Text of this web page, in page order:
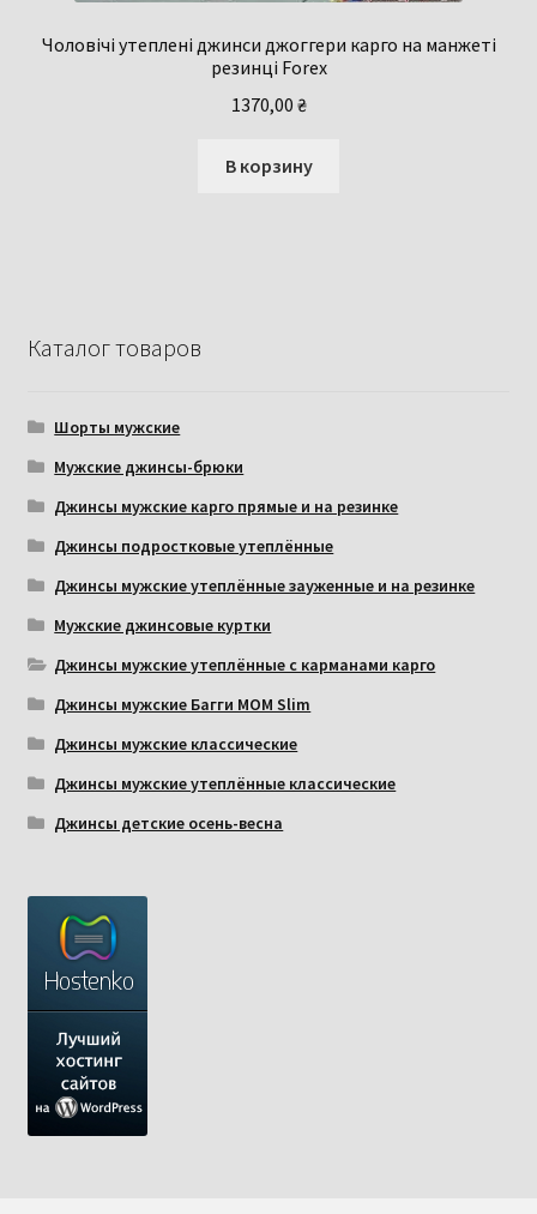
Чоловічі утеплені джинси джоггери карго на манжеті
резинці Forex
1370,00 ₴
В корзину
Каталог товаров
Шорты мужские
Мужские джинсы-брюки
Джинсы мужские карго прямые и на резинке
Джинсы подростковые утеплённые
Джинсы мужские утеплённые зауженные и на резинке
Мужские джинсовые куртки
Джинсы мужские утеплённые с карманами карго
Джинсы мужские Багги МОМ Slim
Джинсы мужские классические
Джинсы мужские утеплённые классические
Джинсы детские осень-весна